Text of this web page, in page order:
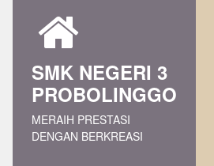
SMK NEGERI 3
PROBOLINGGO
MERAIH PRESTASI
DENGAN BERKREASI